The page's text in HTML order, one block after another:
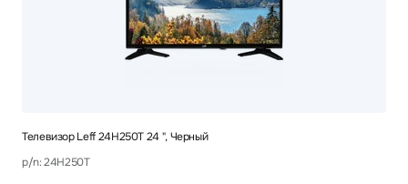
Телевизор Leff 24H250T 24 ", Черный
p/n: 24H250T